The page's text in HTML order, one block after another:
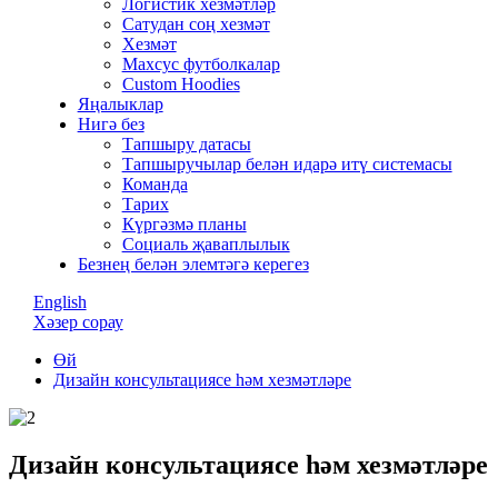
Логистик хезмәтләр
Сатудан соң хезмәт
Хезмәт
Махсус футболкалар
Custom Hoodies
Яңалыклар
Нигә без
Тапшыру датасы
Тапшыручылар белән идарә итү системасы
Команда
Тарих
Күргәзмә планы
Социаль җаваплылык
Безнең белән элемтәгә керегез
English
Хәзер сорау
Өй
Дизайн консультациясе һәм хезмәтләре
Дизайн консультациясе һәм хезмәтләре